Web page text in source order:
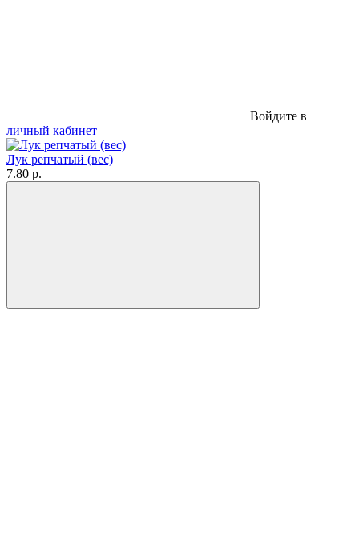
Войдите в
личный кабинет
Лук репчатый (вес)
7.80 р.